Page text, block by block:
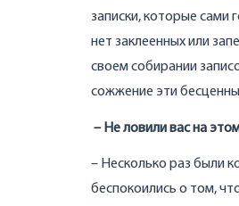
записки, которые сами
нет заклеенных или
своем собирании
сожжение эти
–Не ловили вас на
– Несколько раз были
беспокоились о том,